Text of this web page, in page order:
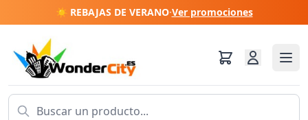
☀️ REBAJAS DE VERANO·Ver promociones